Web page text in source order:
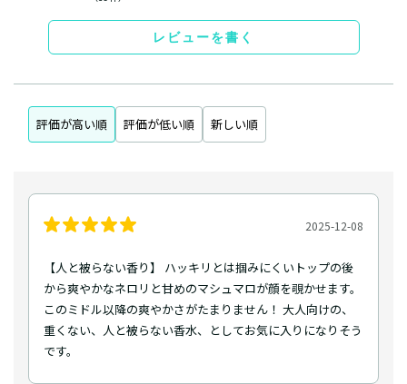
レビューを書く
評価が高い順 評価が低い順 新しい順
2025-12-08
【人と被らない香り】 ハッキリとは掴みにくいトップの後
から爽やかなネロリと甘めのマシュマロが顔を覗かせます。
このミドル以降の爽やかさがたまりません！ 大人向けの、
重くない、人と被らない香水、としてお気に入りになりそう
です。